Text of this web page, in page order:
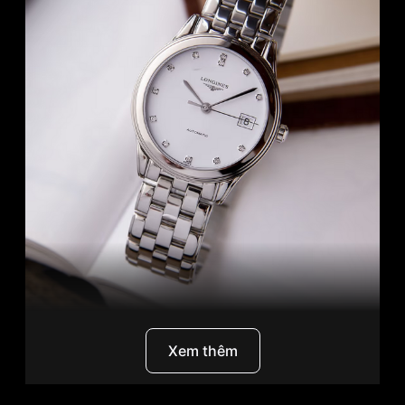
Longines La Grande Classique L4.774.4.27.6
một trong những mẫu
đồng hồ nam
Xem thêm